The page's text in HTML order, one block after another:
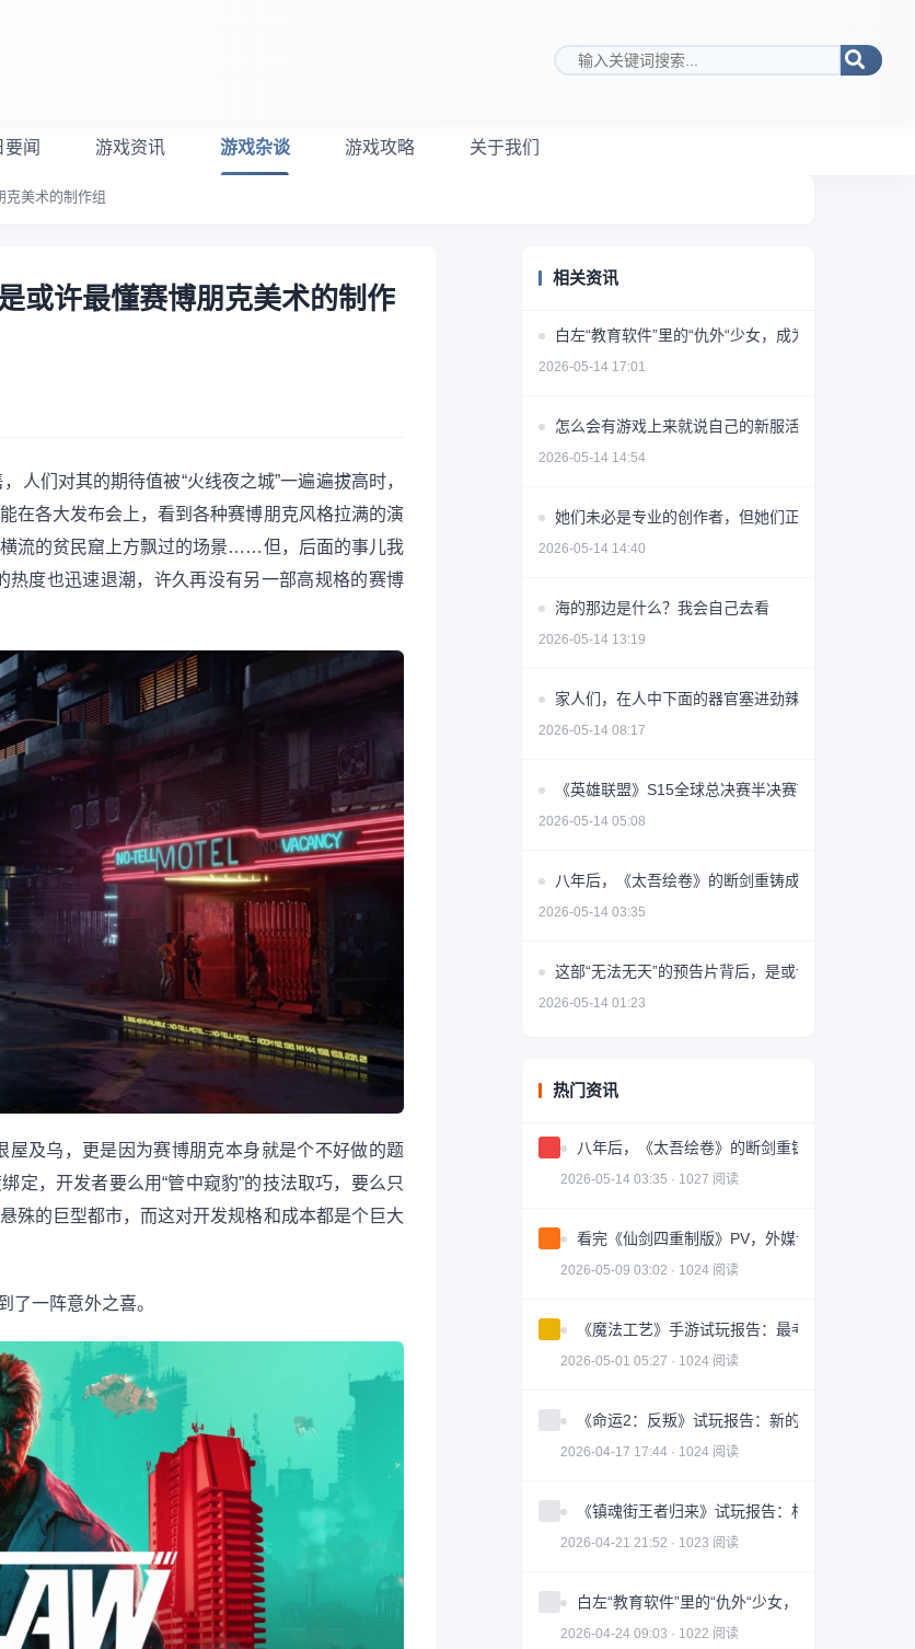
搜索关键词
要闻 游戏资讯 游戏杂谈 游戏攻略 关于我们
克美术的制作组
或许最懂赛博朋克美术的制作
人们对其的期待值被“火线夜之城”一遍遍拔高时，
在各大发布会上，看到各种赛博朋克风格拉满的演
流的贫民窟上方飘过的场景……但，后面的事儿我
度也迅速退潮，许久再没有另一部高规格的赛博
及乌，更是因为赛博朋克本身就是个不好做的题
，开发者要么用“管中窥豹”的技法取巧，要么只
殊的巨型都市，而这对开发规格和成本都是个巨大
了一阵意外之喜。
相关资讯
白左“教育软件”里的“仇外“少女，成为了英国男人的
2026-05-14 17:01
怎么会有游戏上来就说自己的新服活不过10天啊？
2026-05-14 14:54
她们未必是专业的创作者，但她们正在重新定义UGC
2026-05-14 14:40
海的那边是什么？我会自己去看
2026-05-14 13:19
家人们，在人中下面的器官塞进劲辣鸡腿堡会很舒服
2026-05-14 08:17
《英雄联盟》S15全球总决赛半决赛TES对阵T1战报
2026-05-14 05:08
八年后，《太吾绘卷》的断剑重铸成功了吗？
2026-05-14 03:35
这部“无法无天”的预告片背后，是或许最懂赛博朋克
2026-05-14 01:23
热门资讯
八年后，《太吾绘卷》的断剑重铸成功了吗？
2026-05-14 03:35 · 1027 阅读
看完《仙剑四重制版》PV，外媒认为这是个《33
2026-05-09 03:02 · 1024 阅读
《魔法工艺》手游试玩报告：最考验手机性能的
2026-05-01 05:27 · 1024 阅读
《命运2：反叛》试玩报告：新的开始
2026-04-17 17:44 · 1024 阅读
《镇魂街王者归来》试玩报告：相当能打
2026-04-21 21:52 · 1023 阅读
白左“教育软件”里的“仇外“少女，成为了英国男人
2026-04-24 09:03 · 1022 阅读